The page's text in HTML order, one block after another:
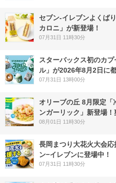
セブン‐イレブンよくば
カロニ」が新登場！
07月31日 11時30分
スターバックス初のカ
ル」が2026年8月2日に
07月31日 13時00分
オリーブの丘 8月限定
ンガーリック」新登場
08月01日 11時30分
長岡まつり大花火大会
ン−イレブンに登場中！
07月31日 11時30分